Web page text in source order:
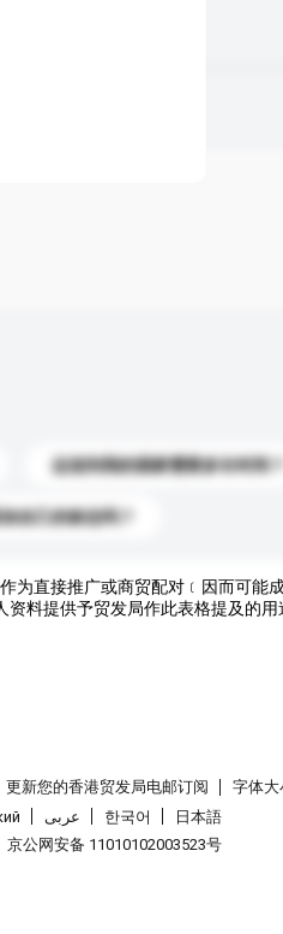
运送到我的国家需要多长时间？
自己的标志吗？
为直接推广或商贸配对﹝因而可能
料提供予贸发局作此表格提及的用
更新您的香港贸发局电邮订阅
字体大
عربى 한국어
日本語
京公网安备 11010102003523号